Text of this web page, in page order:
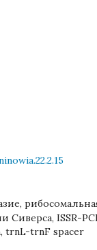
ISSR-
trnL-trnF spacer